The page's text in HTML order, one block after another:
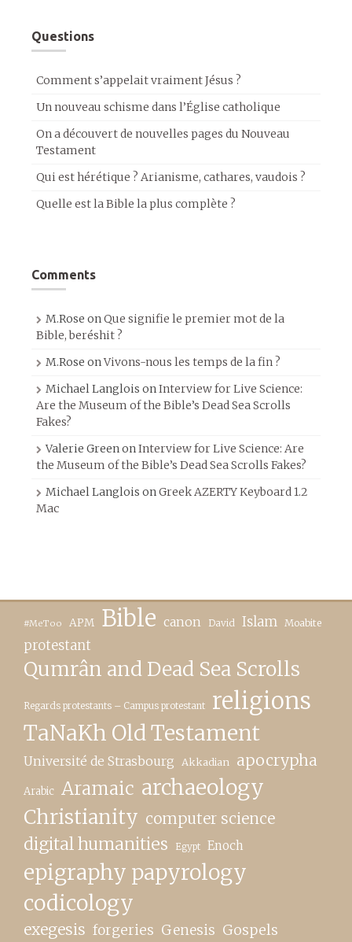
Questions
Comment s’appelait vraiment Jésus ?
Un nouveau schisme dans l’Église catholique
On a découvert de nouvelles pages du Nouveau
Testament
Qui est hérétique ? Arianisme, cathares, vaudois ?
Quelle est la Bible la plus complète ?
Comments
M.Rose onQue signifie le premier mot de la
Bible, beréshit ?
M.Rose onVivons-nous les temps de la fin ?
Michael Langlois onInterview for Live Science:
Are the Museum of the Bible’s Dead Sea Scrolls
Fakes?
Valerie GreenonInterview for Live Science: Are
the Museum of the Bible’s Dead Sea Scrolls Fakes?
Michael Langlois onGreek AZERTY Keyboard 1.2
Mac
#MeToo APM Bible canon David Islam Moabite
protestant
Qumrân and Dead Sea Scrolls
Regards protestants – Campus protestant religions
TaNaKh Old Testament
Université de Strasbourg Akkadian apocrypha
Arabic Aramaic archaeology
Christianity computer science
digital humanities Egypt Enoch
epigraphy papyrology
codicology
exegesis forgeries Genesis Gospels